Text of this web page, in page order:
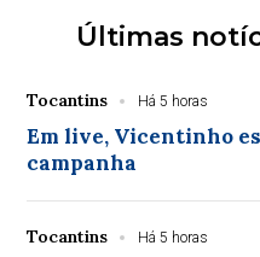
Últimas
Tocantins Há 5 horas
Em live, Vicentinho
campanha
Tocantins Há 5 horas